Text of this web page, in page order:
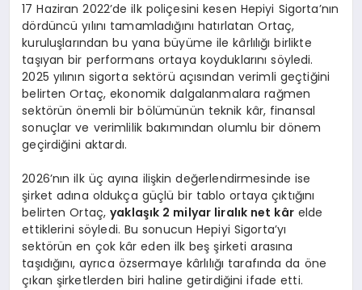
17 Haziran 2022’de ilk poliçesini kesen Hepiyi Sigorta’nın
dördüncü yılını tamamladığını hatırlatan Ortaç,
kuruluşlarından bu yana büyüme ile kârlılığı birlikte
taşıyan bir performans ortaya koyduklarını söyledi.
2025 yılının sigorta sektörü açısından verimli geçtiğini
belirten Ortaç, ekonomik dalgalanmalara rağmen
sektörün önemli bir bölümünün teknik kâr, finansal
sonuçlar ve verimlilik bakımından olumlu bir dönem
geçirdiğini aktardı.
2026’nın ilk üç ayına ilişkin değerlendirmesinde ise
şirket adına oldukça güçlü bir tablo ortaya çıktığını
belirten Ortaç,yaklaşık 2 milyar liralık net kârelde
ettiklerini söyledi. Bu sonucun Hepiyi Sigorta’yı
sektörün en çok kâr eden ilk beş şirketi arasına
taşıdığını, ayrıca özsermaye kârlılığı tarafında da öne
çıkan şirketlerden biri haline getirdiğini ifade etti.